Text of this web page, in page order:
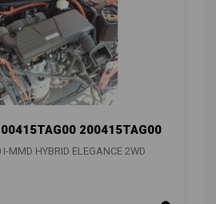
200415TAG00
MMD HYBRID ELEGANCE 2WD